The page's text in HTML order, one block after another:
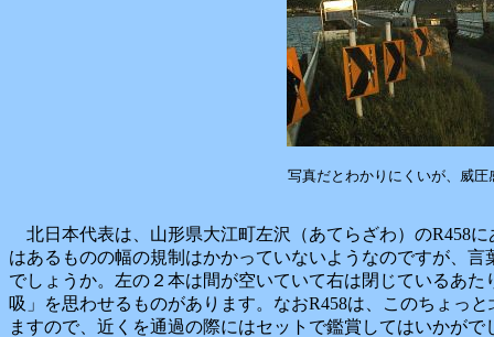
写真だとわかりにくいが、威圧
北日本代表は、山形県大江町左沢（あてらざわ）のR458
はあるものの幅の規制はかかっていないようなのですが、
でしょうか。左の２本は間が空いていて右は閉じているあ
吸」を思わせるものがあります。なおR458は、このちょっ
ますので、近くを通過の際にはセットで鑑賞してはいかがで